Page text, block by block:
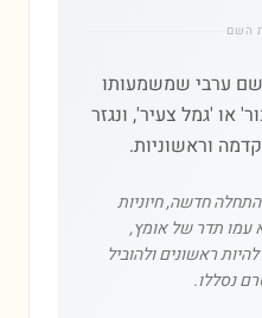
השם
ערבי שמשמעותו
או 'גמל צעיר', ונגזר
וראשוניות.
חדשה, חיוניות
עמו תדר של אומץ,
ראשונים ולהוביל
נסללו.